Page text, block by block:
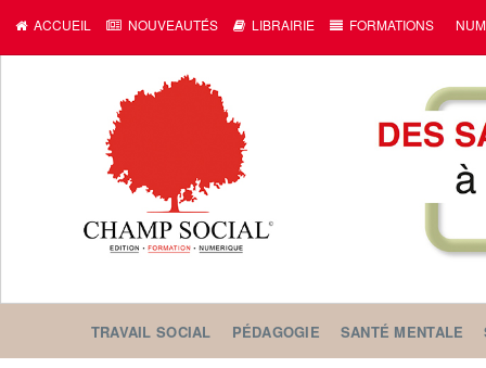
ACCUEIL NOUVEAUTÉS LIBRAIRIE FORMATIONS
TRAVAIL SOCIAL PÉDAGOGIE SANTÉ MENTALE